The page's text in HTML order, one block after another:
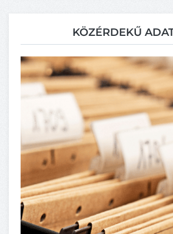
KÖZÉRDEKŰ